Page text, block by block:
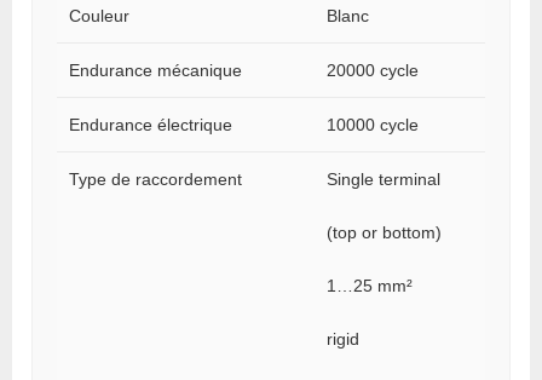
Couleur Blanc
Endurance mécanique 20000 cycle
Endurance électrique 10000 cycle
Type de raccordement Single terminal
(top or bottom)
1…25 mm²
rigid